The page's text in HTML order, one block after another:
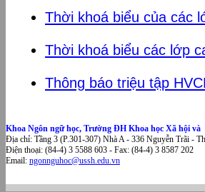
Thời khoá biểu của các
Thời khoá biểu các lớp
Thông báo triệu tập
Khoa Ngôn ngữ học, Trường ĐH Khoa học Xã hội và
Địa chỉ: Tầng 3 (P.301-307) Nhà A - 336 Nguyễn Trãi -
Điện thoại: (84-4) 3 5588 603 - Fax: (84-4) 3 8587 202
Email: ngonnguhoc@ussh.edu.vn